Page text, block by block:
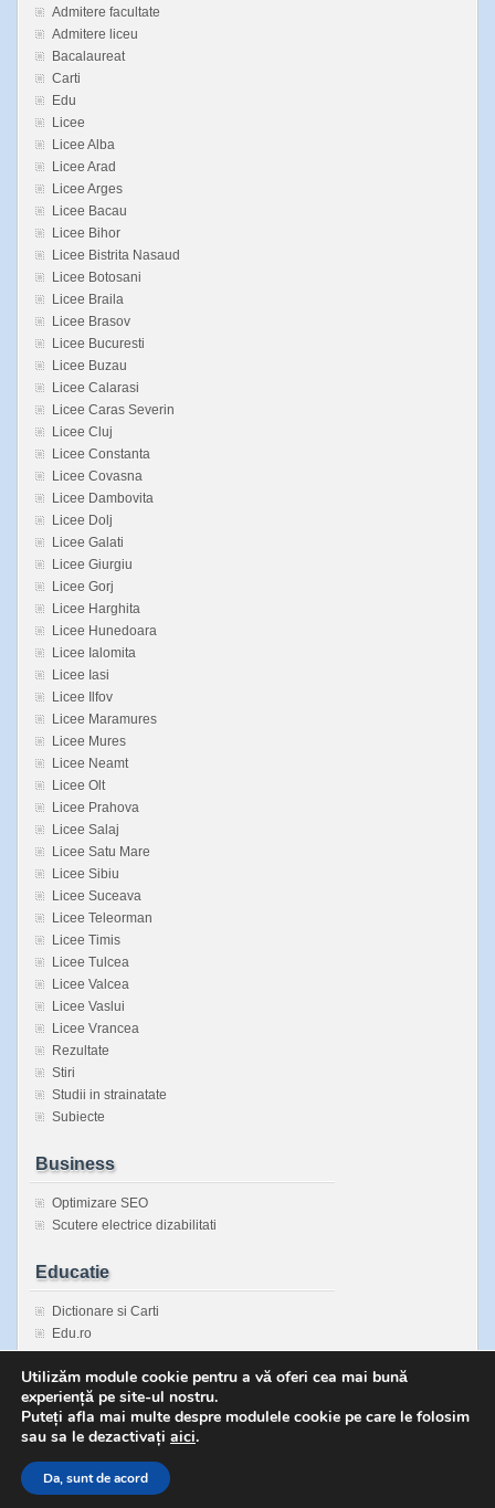
Admitere facultate
Admitere liceu
Bacalaureat
Carti
Edu
Licee
Licee Alba
Licee Arad
Licee Arges
Licee Bacau
Licee Bihor
Licee Bistrita Nasaud
Licee Botosani
Licee Braila
Licee Brasov
Licee Bucuresti
Licee Buzau
Licee Calarasi
Licee Caras Severin
Licee Cluj
Licee Constanta
Licee Covasna
Licee Dambovita
Licee Dolj
Licee Galati
Licee Giurgiu
Licee Gorj
Licee Harghita
Licee Hunedoara
Licee Ialomita
Licee Iasi
Licee Ilfov
Licee Maramures
Licee Mures
Licee Neamt
Licee Olt
Licee Prahova
Licee Salaj
Licee Satu Mare
Licee Sibiu
Licee Suceava
Licee Teleorman
Licee Timis
Licee Tulcea
Licee Valcea
Licee Vaslui
Licee Vrancea
Rezultate
Stiri
Studii in strainatate
Subiecte
Business
Optimizare SEO
Scutere electrice dizabilitati
Educatie
Dictionare si Carti
Edu.ro
Enciclopedie Universala
Inspectorate Scolare Judetene
Sanatatea copiilor
Copyright © 2026 Bacalaureat fara secrete | Powered by
Utilizăm module cookie pentru a vă oferi cea mai bună
experiență pe site-ul nostru.
Puteți afla mai multe despre modulele cookie pe care le folosim
sau sa le dezactivați aici.
Da, sunt de acord